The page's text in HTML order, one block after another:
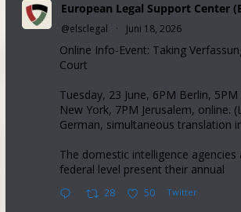
European Legal Support Center
@elsclegal · Juni 18, 2026
Online Info-Event: Taking
Court
Tuesday, 23 June, 6PM Berlin,
New York, 7PM Jerusalem, online.
German, simultaneous translation
The domestic intelligence agencies
federal level present their annual
28 50 Twitter